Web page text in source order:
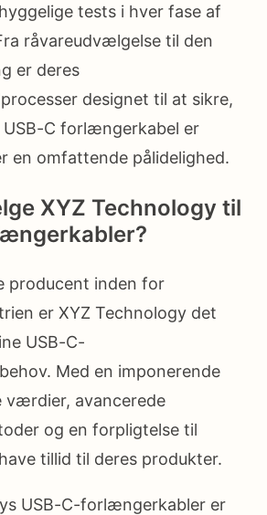
tests i hver fase af
råvareudvælgelse til den
er deres
designet til at sikre,
C forlængerkabel er
en omfattende pålidelighed.
XYZ Technology til
producent inden for
er XYZ Technology det
USB-C-
Med en imponerende
avancerede
og en forpligtelse til
tillid til deres produkter.
USB-C-forlængerkabler er